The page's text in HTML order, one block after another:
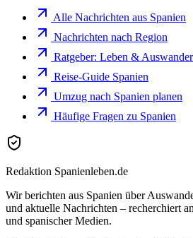
Alle Nachrichten aus Spanien
Nachrichten nach Region
Ratgeber: Leben &
Reise-Guide Spanien
Umzug nach Spanien planen
Häufige Fragen zu Spanien
Redaktion Spanienleben.de
Wir berichten aus Spanien über
und aktuelle Nachrichten – recherchiert
und spanischer Medien.